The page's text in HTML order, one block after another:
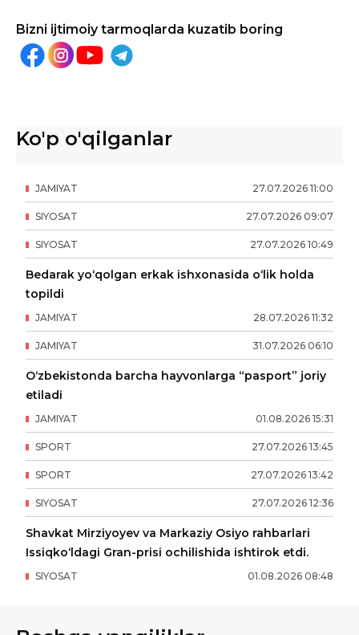
Bizni ijtimoiy tarmoqlarda kuzatib boring
Ko'p o'qilganlar
27.07.2026 11:00
JAMIYAT
27.07.2026 09:07
SIYOSAT
27.07.2026 10:49
SIYOSAT
Bedarak yo‘qolgan erkak ishxonasida o‘lik holda
topildi
28.07.2026 11:32
JAMIYAT
31.07.2026 06:10
JAMIYAT
O‘zbekistonda barcha hayvonlarga “pasport” joriy
etiladi
01.08.2026 15:31
JAMIYAT
27.07.2026 13:45
SPORT
27.07.2026 13:42
SPORT
27.07.2026 12:36
SIYOSAT
Shavkat Mirziyoyev va Markaziy Osiyo rahbarlari
Issiqko‘ldagi Gran-prisi ochilishida ishtirok etdi.
01.08.2026 08:48
SIYOSAT